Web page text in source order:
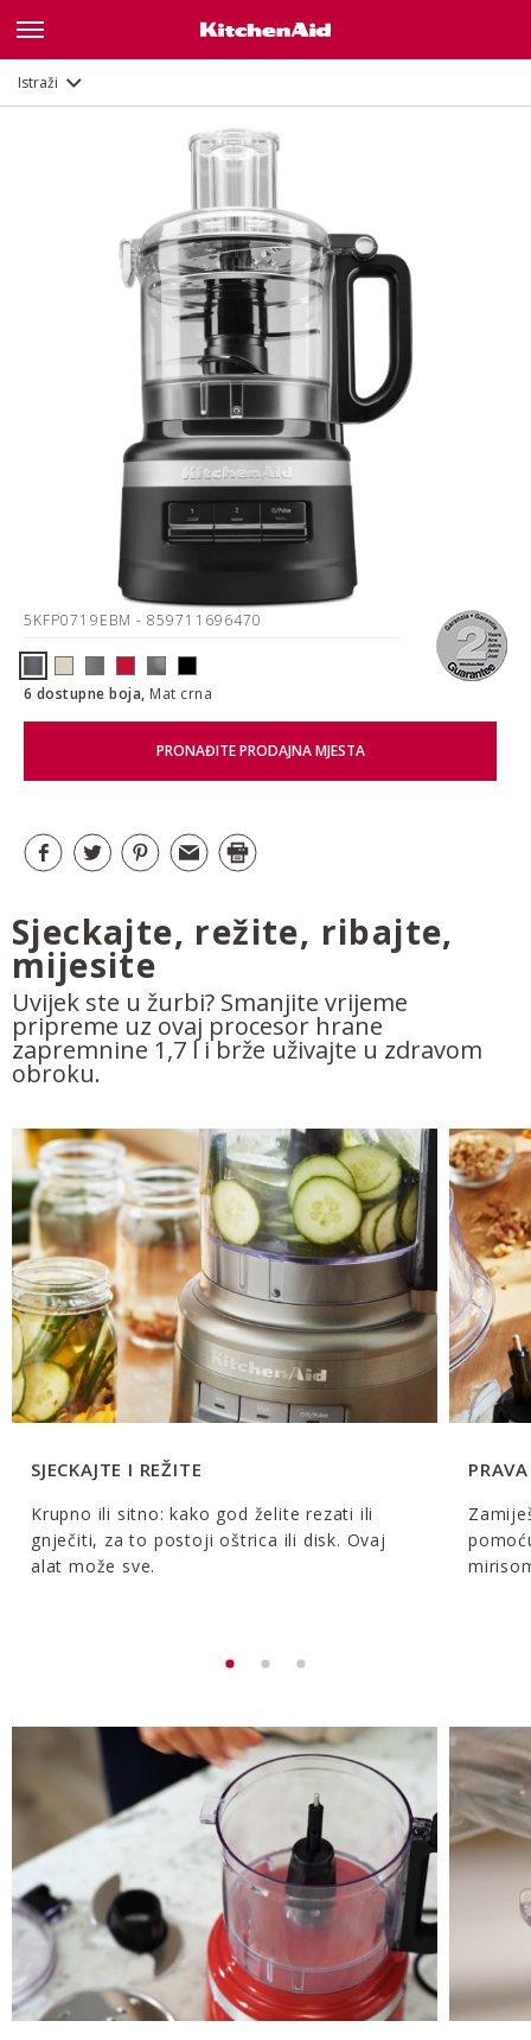
Istraži
5KFP0719EBM - 859711696470
6 dostupne boja, Mat crna
PRONAĐITE PRODAJNA MJESTA
Sjeckajte, režite, ribajte,
mijesite
Uvijek ste u žurbi? Smanjite vrijeme
pripreme uz ovaj procesor hrane
zapremnine 1,7 l i brže uživajte u zdravom
obroku.
SJECKAJTE I REŽITE
Krupno ili sitno: kako god želite rezati ili
gnječiti, za to postoji oštrica ili disk. Ovaj
alat može sve.